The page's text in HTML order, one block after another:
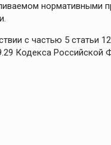
нормативными
с частью 5 статьи
Кодекса